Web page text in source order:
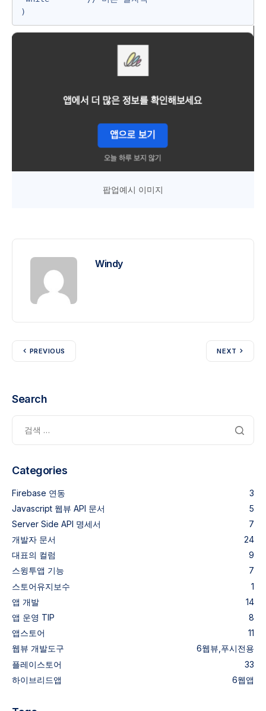
)
팝업예시 이미지
Windy
PREVIOUS NEXT
Search
Categories
Firebase 연동
3
Javascript 웹뷰 API 문서
5
Server Side API 명세서
7
개발자 문서
24
대표의 컬럼
9
스윙투앱 기능
7
스토어유지보수
1
앱 개발
14
앱 운영 TIP
8
앱스토어
11
웹뷰
웹뷰,푸시전용
개발도구
6
플레이스토어
33
하이브리드앱
웹앱
6